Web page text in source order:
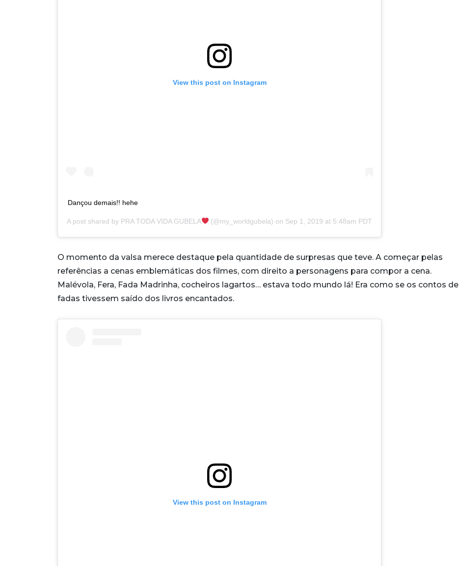
View this post on Instagram
Dançou demais!! hehe
A post shared by PRA TODA VIDA GUBELA (@my_worldgubela) on Sep 1, 2019 at 5:48am PDT
O momento da valsa merece destaque pela quantidade de surpresas que teve. A começar pelas
referências a cenas emblemáticas dos filmes, com direito a personagens para compor a cena.
Malévola, Fera, Fada Madrinha, cocheiros lagartos… estava todo mundo lá! Era como se os contos de
fadas tivessem saído dos livros encantados.
View this post on Instagram